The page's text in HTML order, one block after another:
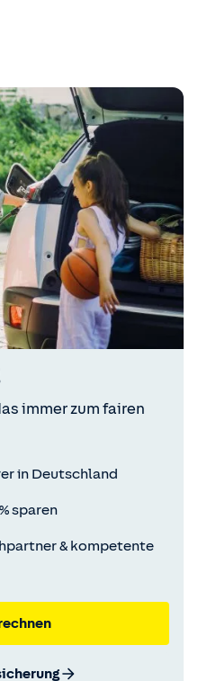
immer zum fairen
in Deutschland
sparen
& kompetente